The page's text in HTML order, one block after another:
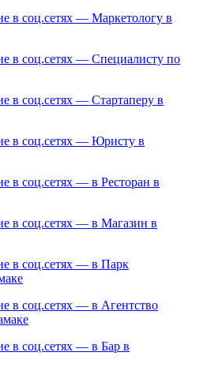
соц.сетях — Маркетологу в
соц.сетях — Специалисту по
соц.сетях — Стартаперу в
в соц.сетях — Юристу в
соц.сетях — в Ресторан в
соц.сетях — в Магазин в
в соц.сетях — в Парк
соц.сетях — в Агентство
соц.сетях — в Бар в